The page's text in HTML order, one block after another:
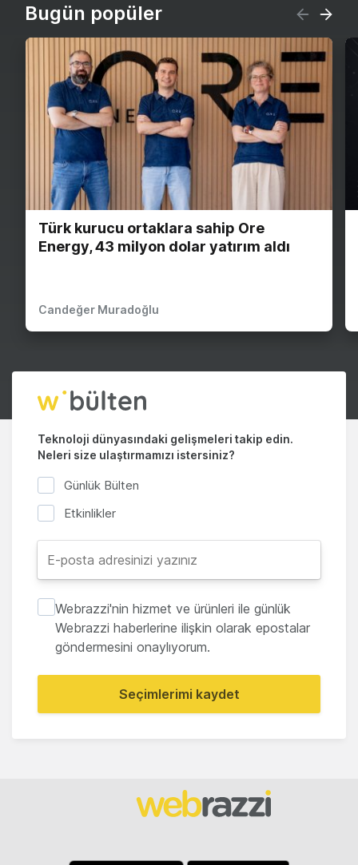
Bugün popüler
Türk kurucu ortaklara sahip Ore
Energy, 43 milyon dolar yatırım aldı
Candeğer Muradoğlu
Teknoloji dünyasındaki gelişmeleri takip edin.
Neleri size ulaştırmamızı istersiniz?
Günlük Bülten
Etkinlikler
Webrazzi'nin hizmet ve ürünleri ile günlük
Webrazzi haberlerine ilişkin olarak epostalar
göndermesini onaylıyorum.
Seçimlerimi kaydet